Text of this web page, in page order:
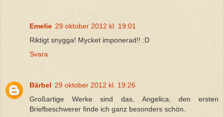
Emelie 29 oktober 2012 kl. 19:01
Riktigt snygga! Mycket imponerad!! :D
Svara
Bärbel 29 oktober 2012 kl. 19:26
Großartige Werke sind das, Angelica, den ersten
Briefbeschwerer finde ich ganz besonders schön.